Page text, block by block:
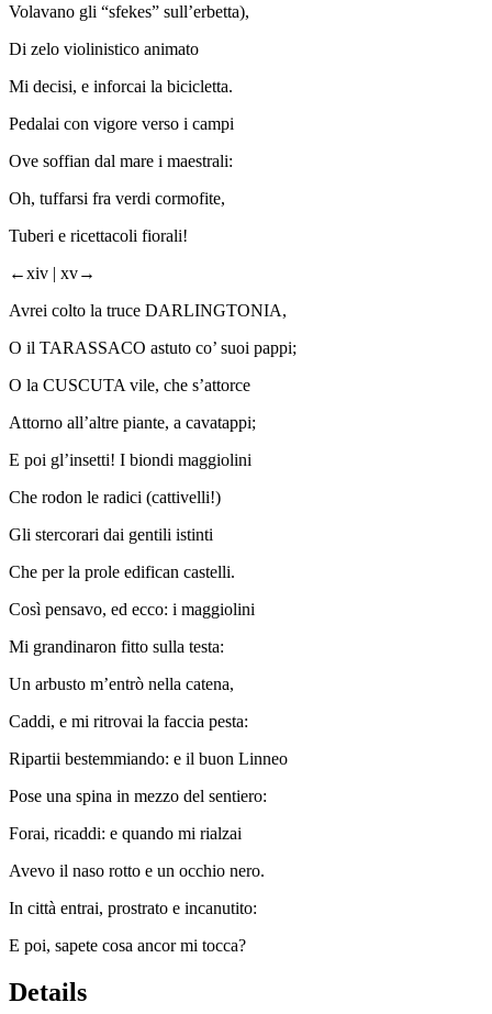
Volavano gli “sfekes” sull’erbetta),
Di zelo violinistico animato
Mi decisi, e inforcai la bicicletta.
Pedalai con vigore verso i campi
Ove soffian dal mare i maestrali:
Oh, tuffarsi fra verdi cormofite,
Tuberi e ricettacoli fiorali!
←xiv | xv→
Avrei colto la truce DARLINGTONIA,
O il TARASSACO astuto co’ suoi pappi;
O la CUSCUTA vile, che s’attorce
Attorno all’altre piante, a cavatappi;
E poi gl’insetti! I biondi maggiolini
Che rodon le radici (cattivelli!)
Gli stercorari dai gentili istinti
Che per la prole edifican castelli.
Così pensavo, ed ecco: i maggiolini
Mi grandinaron fitto sulla testa:
Un arbusto m’entrò nella catena,
Caddi, e mi ritrovai la faccia pesta:
Ripartii bestemmiando: e il buon Linneo
Pose una spina in mezzo del sentiero:
Forai, ricaddi: e quando mi rialzai
Avevo il naso rotto e un occhio nero.
In città entrai, prostrato e incanutito:
E poi, sapete cosa ancor mi tocca?
Details